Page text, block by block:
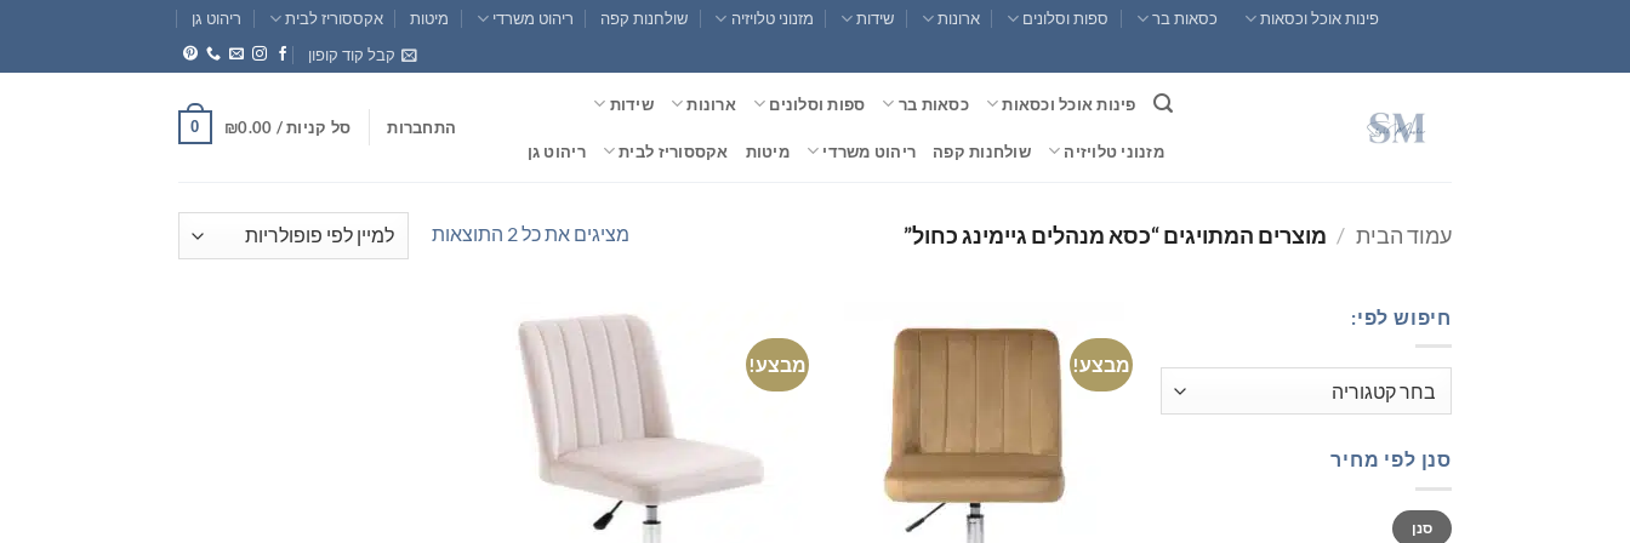
content
פינות אוכל וכסאות כסאות בר ספות וסלונים ארונות שידות מזנוני טלויזיה שולחנות קפה ריהוט משרדי מיטות אקססוריז לבית
ריהוט גן
קבל קוד קופון
פינות אוכל וכסאות כסאות בר ספות וסלונים ארונות שידות
מזנוני טלויזיה שולחנות קפה ריהוט משרדי מיטות אקססוריז לבית ריהוט גן
התחברות סל קניות / ₪0.00
0
עמוד הבית / מוצרים המתויגים “כסא מנהלים גיימינג כחול” מציגים את כל ⁦2⁩ התוצאות
ממוין
לפי
חיפוש לפי:
סנן לפי מחיר
מחיר
מינימלי
מחיר
מקסימלי
סנן
מבצע! מבצע!